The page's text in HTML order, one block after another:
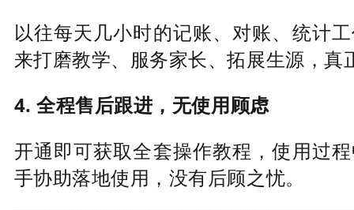
以往每天几小时的记账、对账、统计
来打磨教学、服务家长、拓展生源，真
4. 全程售后跟进，无使用顾虑
开通即可获取全套操作教程，使用过
手协助落地使用，没有后顾之忧。